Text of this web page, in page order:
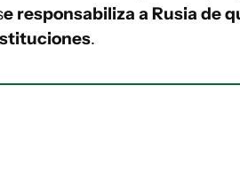
e responsabiliza a Rusia de
.